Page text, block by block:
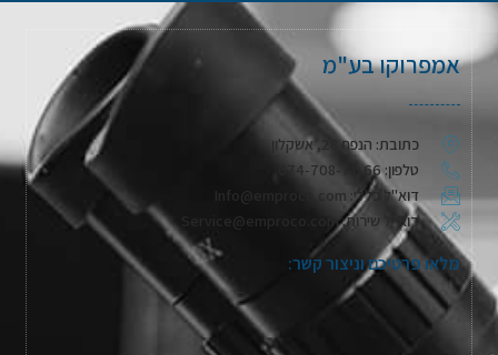
אמפרוקו בע"מ
כתובת: הנפח 28, אשקלון
טלפון: 074-708-71-66
דוא"ל כללי: Info@emproco.com
דוא"ל שירות: Service@emproco.com
מלאו פרטיכם וניצור קשר: